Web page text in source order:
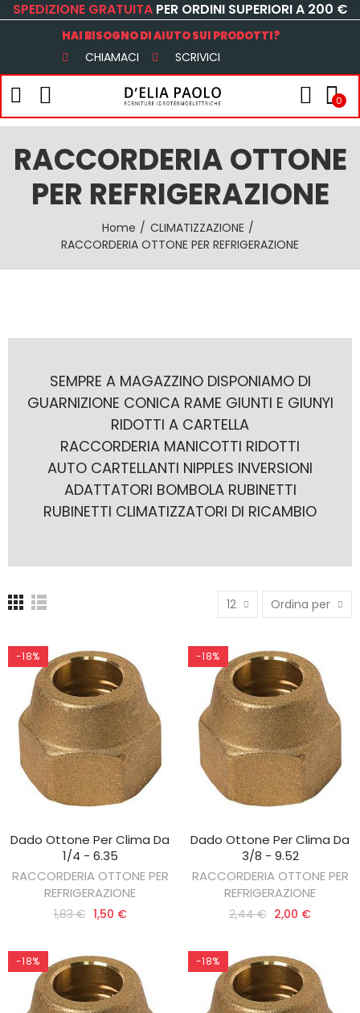
SPEDIZIONE GRATUITA PER ORDINI SUPERIORI A 200 €
HAI BISOGNO DI AIUTO SUI PRODOTTI?
CHIAMACI SCRIVICI
0
RACCORDERIA OTTONE
PER REFRIGERAZIONE
Home
CLIMATIZZAZIONE
RACCORDERIA OTTONE PER REFRIGERAZIONE
SEMPRE A MAGAZZINO DISPONIAMO DI
GUARNIZIONE CONICA RAME GIUNTI E GIUNYI
RIDOTTI A CARTELLA
RACCORDERIA MANICOTTI RIDOTTI
AUTO CARTELLANTI NIPPLES INVERSIONI
ADATTATORI BOMBOLA RUBINETTI
RUBINETTI CLIMATIZZATORI DI RICAMBIO
12 Ordina per
-18%
AGGIUNGI AL CARRELLO
Dado Ottone Per Clima Da
1/4 - 6.35
RACCORDERIA OTTONE PER
REFRIGERAZIONE
1,83 € 1,50 €
-18%
AGGIUNGI AL CARRELLO
Dado Ottone Per Clima Da
3/8 - 9.52
RACCORDERIA OTTONE PER
REFRIGERAZIONE
2,44 € 2,00 €
-18% -18%